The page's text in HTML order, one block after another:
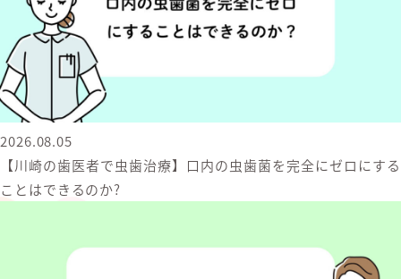
2026.08.05
【川崎の歯医者で虫歯治療】口内の虫歯菌を完全にゼロにする
ことはできるのか?